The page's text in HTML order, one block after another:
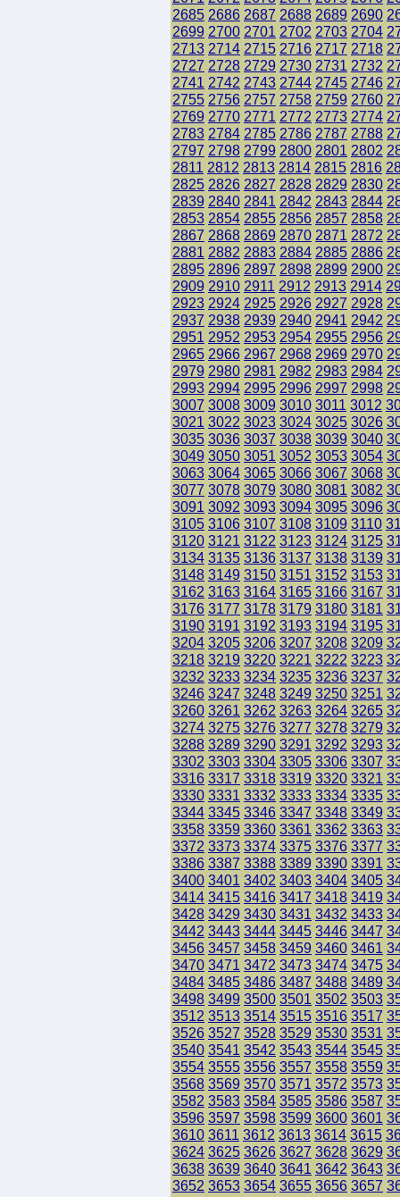
2685 2686 2687 2688 2689 2690
2699 2700 2701 2702 2703 2704
2713 2714 2715 2716 2717 2718
2727 2728 2729 2730 2731 2732
2741 2742 2743 2744 2745 2746
2755 2756 2757 2758 2759 2760
2769 2770 2771 2772 2773 2774
2783 2784 2785 2786 2787 2788
2797 2798 2799 2800 2801 2802
2811 2812 2813 2814 2815 2816
2825 2826 2827 2828 2829 2830
2839 2840 2841 2842 2843 2844
2853 2854 2855 2856 2857 2858
2867 2868 2869 2870 2871 2872
2881 2882 2883 2884 2885 2886
2895 2896 2897 2898 2899 2900
2909 2910 2911 2912 2913 2914
2923 2924 2925 2926 2927 2928
2937 2938 2939 2940 2941 2942
2951 2952 2953 2954 2955 2956
2965 2966 2967 2968 2969 2970
2979 2980 2981 2982 2983 2984
2993 2994 2995 2996 2997 2998
3007 3008 3009 3010 3011 3012
3021 3022 3023 3024 3025 3026
3035 3036 3037 3038 3039 3040
3049 3050 3051 3052 3053 3054
3063 3064 3065 3066 3067 3068
3077 3078 3079 3080 3081 3082
3091 3092 3093 3094 3095 3096
3105 3106 3107 3108 3109 3110
3120 3121 3122 3123 3124 3125
3134 3135 3136 3137 3138 3139
3148 3149 3150 3151 3152 3153
3162 3163 3164 3165 3166 3167
3176 3177 3178 3179 3180 3181
3190 3191 3192 3193 3194 3195
3204 3205 3206 3207 3208 3209
3218 3219 3220 3221 3222 3223
3232 3233 3234 3235 3236 3237
3246 3247 3248 3249 3250 3251
3260 3261 3262 3263 3264 3265
3274 3275 3276 3277 3278 3279
3288 3289 3290 3291 3292 3293
3302 3303 3304 3305 3306 3307
3316 3317 3318 3319 3320 3321
3330 3331 3332 3333 3334 3335
3344 3345 3346 3347 3348 3349
3358 3359 3360 3361 3362 3363
3372 3373 3374 3375 3376 3377
3386 3387 3388 3389 3390 3391
3400 3401 3402 3403 3404 3405
3414 3415 3416 3417 3418 3419
3428 3429 3430 3431 3432 3433
3442 3443 3444 3445 3446 3447
3456 3457 3458 3459 3460 3461
3470 3471 3472 3473 3474 3475
3484 3485 3486 3487 3488 3489
3498 3499 3500 3501 3502 3503
3512 3513 3514 3515 3516 3517
3526 3527 3528 3529 3530 3531
3540 3541 3542 3543 3544 3545
3554 3555 3556 3557 3558 3559
3568 3569 3570 3571 3572 3573
3582 3583 3584 3585 3586 3587
3596 3597 3598 3599 3600 3601
3610 3611 3612 3613 3614 3615
3624 3625 3626 3627 3628 3629
3638 3639 3640 3641 3642 3643
3652 3653 3654 3655 3656 3657